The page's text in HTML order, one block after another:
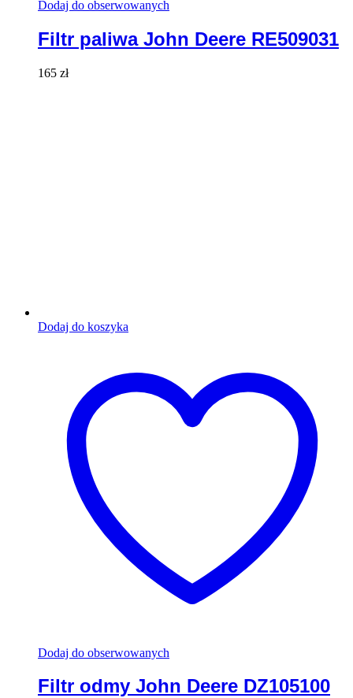
Dodaj do obserwowanych
Filtr paliwa John Deere RE509031
165 zł
Dodaj do koszyka
Dodaj do obserwowanych
Filtr odmy John Deere DZ105100